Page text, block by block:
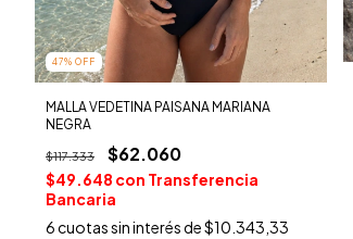
47% OFF
MALLA VEDETINA PAISANA MARIANA
NEGRA
$117.333 $62.060
$49.648 con Transferencia
Bancaria
6cuotas sin interés de$10.343,33